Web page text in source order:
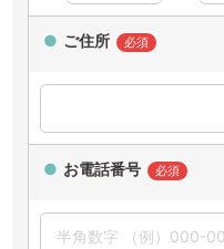
ご住所 必須
お電話番号 必須